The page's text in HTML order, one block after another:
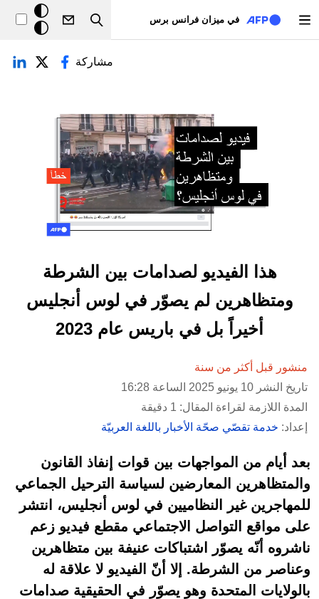
في ميزان فرانس برس
Search
خلفيّة
داكنة
التبويبات الأساسية
مشاركة
هذا الفيديو لصدامات بين الشرطة
ومتظاهرين لم يصوّر في لوس أنجليس
أخيراً بل في باريس عام 2023
منشور قبل أكثر من سنة
تاريخ النشر 10 يونيو 2025 الساعة 16:28
المدة اللازمة لقراءة المقال: 1 دقيقة
إعداد: خدمة تقصّي صحّة الأخبار باللغة العربيّة
بعد أيام من المواجهات بين قوات إنفاذ القانون
والمتظاهرين المعارضين لسياسة الترحيل الجماعي
للمهاجرين غير النظاميين في لوس أنجليس، انتشر
على مواقع التواصل الاجتماعي مقطع فيديو زعم
ناشروه أنّه يصوّر اشتباكات عنيفة بين متظاهرين
وعناصر من الشرطة. إلا أنّ الفيديو لا علاقة له
بالولايات المتحدة وهو يصوّر في الحقيقية صدامات